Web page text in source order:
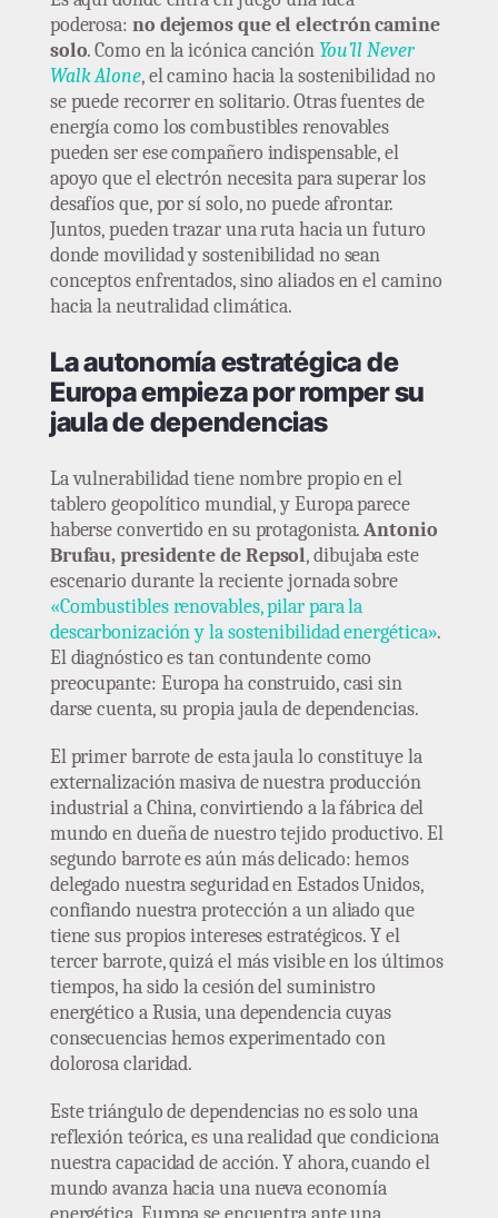
poderosa: no dejemos que el electrón camine
solo. Como en la icónica canciónYou’ll Never
Walk Alone, el camino hacia la sostenibilidad no
se puede recorrer en solitario. Otras fuentes de
energía como los combustibles renovables
pueden ser ese compañero indispensable, el
apoyo que el electrón necesita para superar los
desafíos que, por sí solo, no puede afrontar.
Juntos, pueden trazar una ruta hacia un futuro
donde movilidad y sostenibilidad no sean
conceptos enfrentados, sino aliados en el camino
hacia la neutralidad climática.
La autonomía estratégica de
Europa empieza por romper su
jaula de dependencias
La vulnerabilidad tiene nombre propio en el
tablero geopolítico mundial, y Europa parece
haberse convertido en su protagonista.Antonio
Brufau, presidente de Repsol, dibujaba este
escenario durante la reciente jornada sobre
«Combustibles renovables, pilar para la
descarbonización y la sostenibilidad energética».
El diagnóstico es tan contundente como
preocupante: Europa ha construido, casi sin
darse cuenta, su propia jaula de dependencias.
El primer barrote de esta jaula lo constituye la
externalización masiva de nuestra producción
industrial a China, convirtiendo a la fábrica del
mundo en dueña de nuestro tejido productivo. El
segundo barrote es aún más delicado: hemos
delegado nuestra seguridad en Estados Unidos,
confiando nuestra protección a un aliado que
tiene sus propios intereses estratégicos. Y el
tercer barrote, quizá el más visible en los últimos
tiempos, ha sido la cesión del suministro
energético a Rusia, una dependencia cuyas
consecuencias hemos experimentado con
dolorosa claridad.
Este triángulo de dependencias no es solo una
reflexión teórica, es una realidad que condiciona
nuestra capacidad de acción. Y ahora, cuando el
mundo avanza hacia una nueva economía